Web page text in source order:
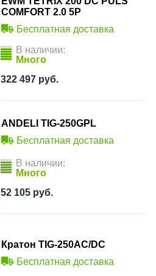
COMFORT 2.0 5P
Бесплатная доставка
В наличии:
Много
322 497 руб.
ANDELI TIG-250GPL
Бесплатная доставка
В наличии:
Много
52 105 руб.
Кратон TIG-250AC/DC
Бесплатная доставка